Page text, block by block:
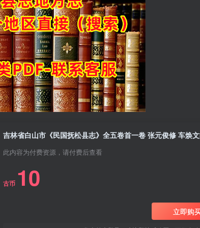
此内容为付费资源，请付费后查看
古币 10
立即购